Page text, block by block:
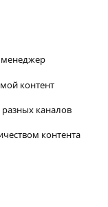
контент
каналов
контента